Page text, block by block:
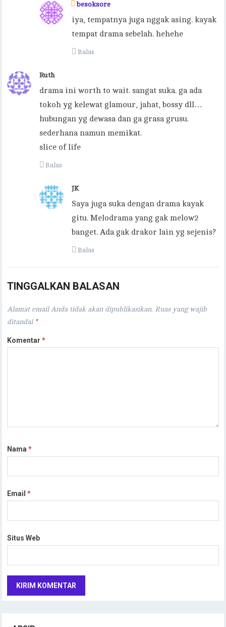
besoksore
iya, tempatnya juga nggak asing. kayak
tempat drama sebelah. hehehe
Balas
Ruth
drama ini worth to wait. sangat suka. ga ada
tokoh yg kelewat glamour, jahat, bossy dll…
hubungan yg dewasa dan ga grasa grusu.
sederhana namun memikat.
slice of life
Balas
JK
Saya juga suka dengan drama kayak
gitu. Melodrama yang gak melow2
banget. Ada gak drakor lain yg sejenis?
Balas
TINGGALKAN BALASAN
Alamat email Anda tidak akan dipublikasikan. Ruas yang wajib
ditandai *
Komentar*
Nama*
Email*
Situs Web